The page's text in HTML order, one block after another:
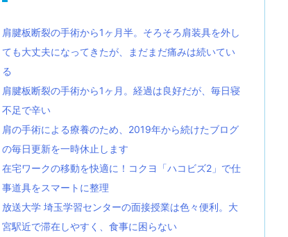
肩腱板断裂の手術から1ヶ月半。そろそろ肩装具を外し
ても大丈夫になってきたが、まだまだ痛みは続いてい
る
肩腱板断裂の手術から1ヶ月。経過は良好だが、毎日寝
不足で辛い
肩の手術による療養のため、2019年から続けたブログ
の毎日更新を一時休止します
在宅ワークの移動を快適に！コクヨ「ハコビズ2」で仕
事道具をスマートに整理
放送大学 埼玉学習センターの面接授業は色々便利。大
宮駅近で滞在しやすく、食事に困らない